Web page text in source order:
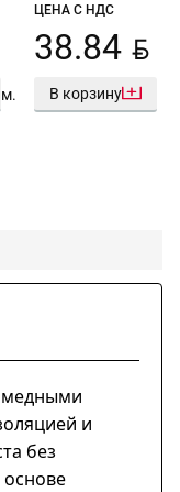
м.
ЦЕНА С НДС
38.84 BYN
В корзину
медными
и
без